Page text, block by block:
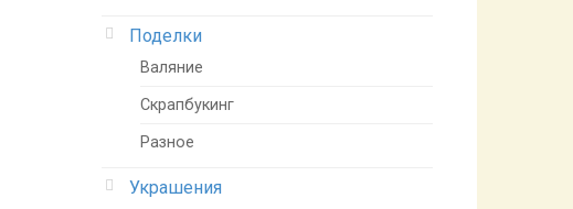
Поделки
Валяние
Скрапбукинг
Разное
Украшения